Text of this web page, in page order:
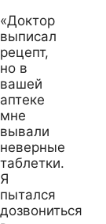
«Доктор
выписал
рецепт,
но в
вашей
аптеке
мне
вывали
неверные
таблетки.
Я
пытался
дозвониться